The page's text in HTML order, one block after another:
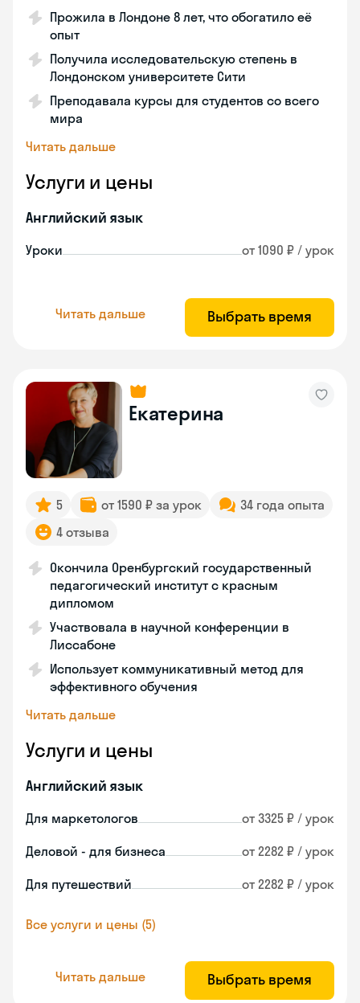
Прожила в Лондоне 8 лет, что обогатило её
опыт
Получила исследовательскую степень в
Лондонском университете Сити
Преподавала курсы для студентов со всего
мира
Читать дальше
Услуги и цены
Английский язык
Уроки от 1090 ₽ / урок
Читать дальше Выбрать время
Екатерина
5 от 1590 ₽ за урок
34 года опыта
4 отзыва
Окончила Оренбургский государственный
педагогический институт с красным
дипломом
Участвовала в научной конференции в
Лиссабоне
Использует коммуникативный метод для
эффективного обучения
Читать дальше
Услуги и цены
Английский язык
Для маркетологов от 3325 ₽ / урок
Деловой - для бизнеса от 2282 ₽ / урок
Для путешествий от 2282 ₽ / урок
Все услуги и цены (5)
Читать дальше Выбрать время